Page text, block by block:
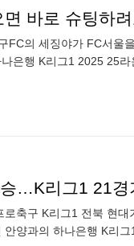
바로 슈팅하
FC의 세징야가 FC서울
은행 K리그1 2025 25
…K리그1 21경
축구 K리그1 전북 현
양과의 하나은행 K리